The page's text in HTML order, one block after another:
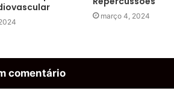
março 4, 2024
comentário